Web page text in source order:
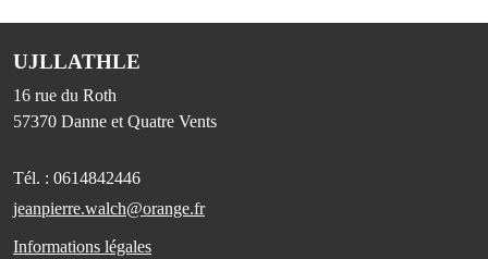
UJLLATHLE
16 rue du Roth
57370 Danne et Quatre Vents
Tél. : 0614842446
jeanpierre.walch@orange.fr
Informations légales